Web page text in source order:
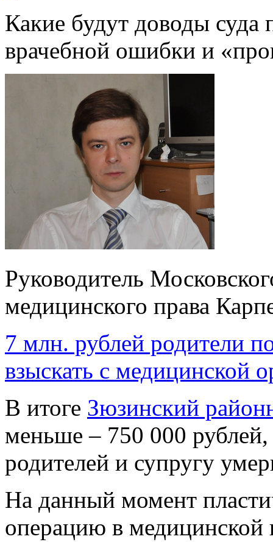
Какие будут доводы суда
врачебной ошибки и
Руководитель
медицинского права
7 млн. рублей родители
взыскать с медицинской
В итоге Зюзинский
меньше – 750 000
родителей и супругу
На данный момент
операцию в медицинской